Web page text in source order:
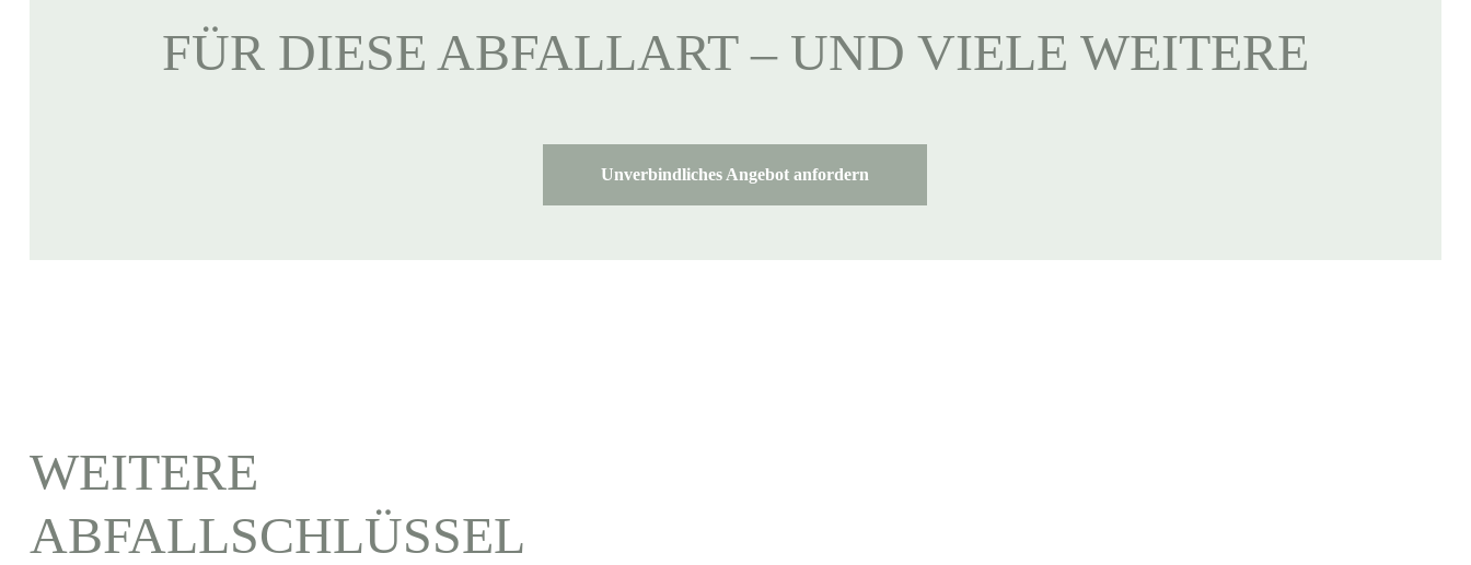
FÜR DIESE ABFALLART – UND VIELE WEITERE
Unverbindliches Angebot anfordern
WEITERE
ABFALLSCHLÜSSEL